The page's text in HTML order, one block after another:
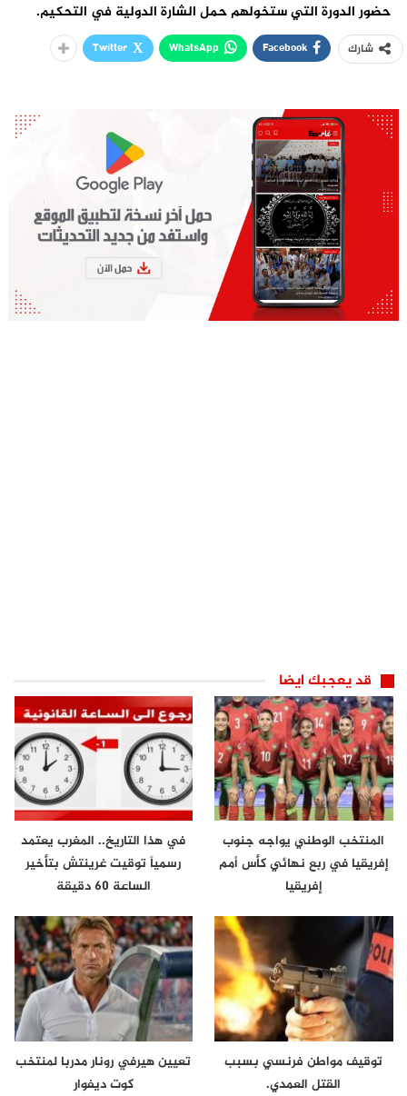
حضور الدورة التي ستخولهم حمل الشارة الدولية في التحكيم.
شارك Facebook
WhatsApp
Twitter
قد يعجبك ايضا
المنتخب الوطني يواجه جنوب
إفريقيا في ربع نهائي كأس أمم
إفريقيا
في هذا التاريخ.. المغرب يعتمد
رسمياً توقيت غرينتش بتأخير
الساعة 60 دقيقة
توقيف مواطن فرنسي بسبب
القتل العمدي.
تعيين هيرفي رونار مدربا لمنتخب
كوت ديفوار